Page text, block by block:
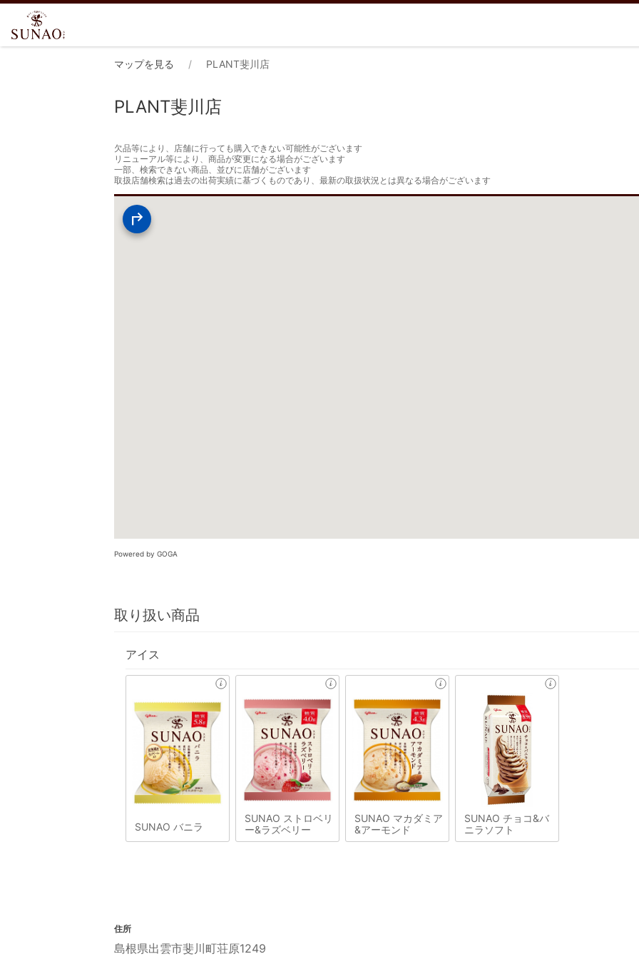
マップを見る PLANT斐川店
PLANT斐川店
欠品等により、店舗に行っても購入できない可能性がございます
リニューアル等により、商品が変更になる場合がございます
一部、検索できない商品、並びに店舗がございます
取扱店舗検索は過去の出荷実績に基づくものであり、最新の取扱状況とは異なる場合がございます
Powered by GOGA
取り扱い商品
アイス
SUNAO バニラ
SUNAO ストロベリ
ー&ラズベリー
SUNAO マカダミア
&アーモンド
SUNAO チョコ&バ
ニラソフト
住所
島根県出雲市斐川町荘原1249